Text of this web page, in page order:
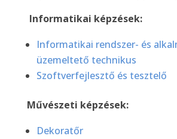
Informatikai képzések:
Informatikai rendszer- és
üzemeltető technikus
Szoftverfejlesztő és tesztelő
Művészeti képzések:
Dekoratőr